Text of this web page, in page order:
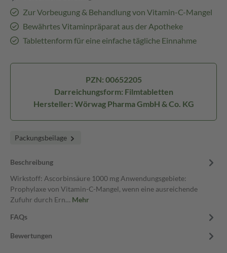
Zur Vorbeugung & Behandlung von Vitamin-C-Mangel
Bewährtes Vitaminpräparat aus der Apotheke
Tablettenform für eine einfache tägliche Einnahme
PZN: 00652205
Darreichungsform: Filmtabletten
Hersteller: Wörwag Pharma GmbH & Co. KG
Packungsbeilage
Beschreibung
Wirkstoff: Ascorbinsäure 1000 mg Anwendungsgebiete:
Prophylaxe von Vitamin-C-Mangel, wenn eine ausreichende
Zufuhr durch Ern… Mehr
FAQs
Bewertungen